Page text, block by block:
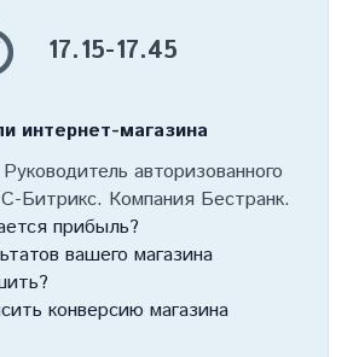
17.15-17.45
интернет-магазина
авторизованного
Битрикс. Компания Бестранк.
прибыль?
вашего магазина
конверсию магазина